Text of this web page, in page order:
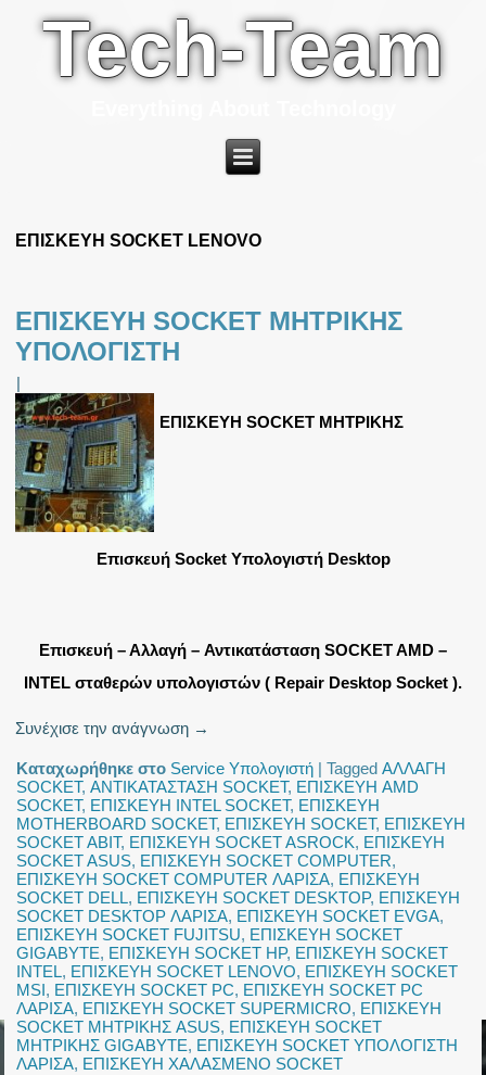
Tech-Team
ΕΠΙΣΚΕΥΗ SOCKET LENOVO
ΕΠΙΣΚΕΥΗ SOCKET ΜΗΤΡΙΚΗΣ
ΥΠΟΛΟΓΙΣΤΗ
|
ΕΠΙΣΚΕΥΗ SOCKET ΜΗΤΡΙΚΗΣ
Επισκευή Socket Υπολογιστή Desktop
Επισκευή – Αλλαγή – Αντικατάσταση SOCKET AMD –
INTEL σταθερών υπολογιστών ( Repair Desktop Socket ).
Συνέχισε την ανάγνωση →
Καταχωρήθηκε στο Service Υπολογιστή |Tagged ΑΛΛΑΓΗ
SOCKET,ΑΝΤΙΚΑΤΑΣΤΑΣΗ SOCKET, ΕΠΙΣΚΕΥΗ AMD
SOCKET, ΕΠΙΣΚΕΥΗ INTEL SOCKET, ΕΠΙΣΚΕΥΗ
MOTHERBOARD SOCKET, ΕΠΙΣΚΕΥΗ SOCKET, ΕΠΙΣΚΕΥΗ
SOCKET ABIT, ΕΠΙΣΚΕΥΗ SOCKET ASROCK, ΕΠΙΣΚΕΥΗ
SOCKET ASUS, ΕΠΙΣΚΕΥΗ SOCKET COMPUTER,
ΕΠΙΣΚΕΥΗ SOCKET COMPUTER ΛΑΡΙΣΑ, ΕΠΙΣΚΕΥΗ
SOCKET DELL, ΕΠΙΣΚΕΥΗ SOCKET DESKTOP, ΕΠΙΣΚΕΥΗ
SOCKET DESKTOP ΛΑΡΙΣΑ, ΕΠΙΣΚΕΥΗ SOCKET EVGA,
ΕΠΙΣΚΕΥΗ SOCKET FUJITSU, ΕΠΙΣΚΕΥΗ SOCKET
GIGABYTE, ΕΠΙΣΚΕΥΗ SOCKET HP, ΕΠΙΣΚΕΥΗ SOCKET
INTEL, ΕΠΙΣΚΕΥΗ SOCKET LENOVO, ΕΠΙΣΚΕΥΗ SOCKET
MSI, ΕΠΙΣΚΕΥΗ SOCKET PC, ΕΠΙΣΚΕΥΗ SOCKET PC
ΛΑΡΙΣΑ, ΕΠΙΣΚΕΥΗ SOCKET SUPERMICRO, ΕΠΙΣΚΕΥΗ
SOCKET ΜΗΤΡΙΚΗΣ ASUS, ΕΠΙΣΚΕΥΗ SOCKET
ΜΗΤΡΙΚΗΣ GIGABYTE, ΕΠΙΣΚΕΥΗ SOCKET ΥΠΟΛΟΓΙΣΤΗ
ΛΑΡΙΣΑ, ΕΠΙΣΚΕΥΗ ΧΑΛΑΣΜΕΝΟ SOCKET